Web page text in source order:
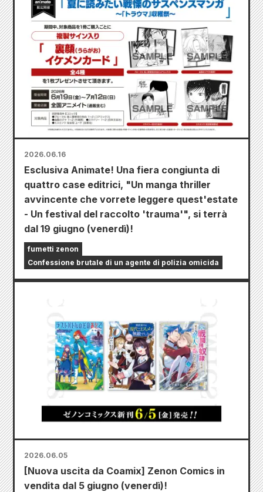
2026.06.16
Esclusiva Animate! Una fiera congiunta di
quattro case editrici, "Un manga thriller
avvincente che vorrete leggere quest'estate
- Un festival del raccolto 'trauma'", si terrà
dal 19 giugno (venerdì)!
fumetti zenon
Confessione brutale di un agente di polizia omicida
2026.06.05
[Nuova uscita da Coamix] Zenon Comics in
vendita dal 5 giugno (venerdì)!